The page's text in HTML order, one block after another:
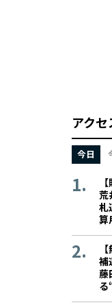
アク
今日
荒
札
算
補
藤
る